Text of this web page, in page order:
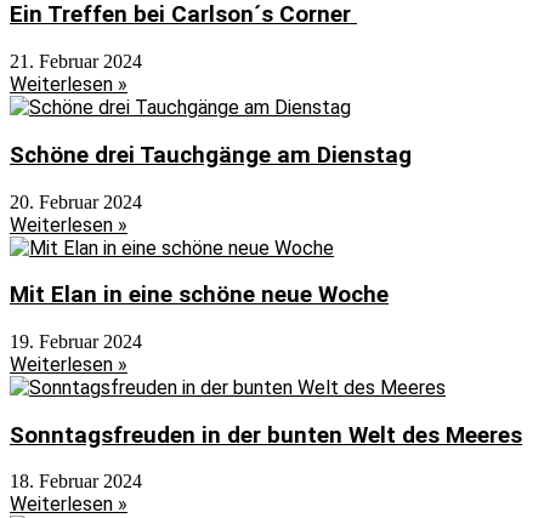
Ein Treffen bei Carlson´s Corner
21. Februar 2024
Weiterlesen »
Schöne drei Tauchgänge am Dienstag
20. Februar 2024
Weiterlesen »
Mit Elan in eine schöne neue Woche
19. Februar 2024
Weiterlesen »
Sonntagsfreuden in der bunten Welt des Meeres
18. Februar 2024
Weiterlesen »